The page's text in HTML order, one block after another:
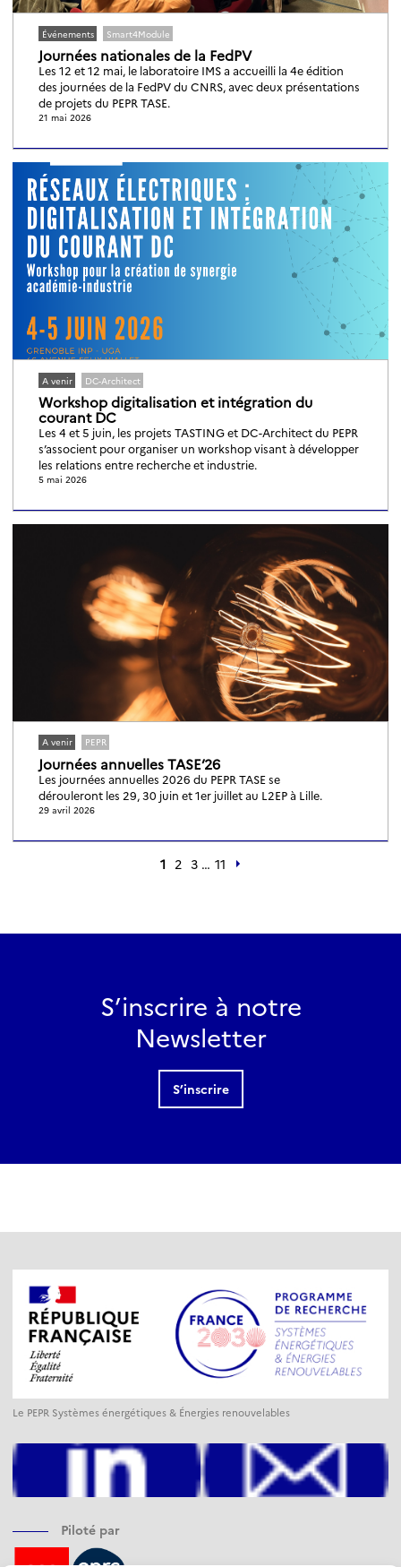
Événements Smart4Module
Journées nationales de la FedPV
Les 12 et 12 mai, le laboratoire IMS a accueilli la 4e édition
des journées de la FedPV du CNRS, avec deux présentations
de projets du PEPR TASE.
21 mai 2026
A venir DC-Architect
Workshop digitalisation et intégration du
courant DC
Les 4 et 5 juin, les projets TASTING et DC-Architect du PEPR
s’associent pour organiser un workshop visant à développer
les relations entre recherche et industrie.
5 mai 2026
A venir PEPR
Journées annuelles TASE’26
Les journées annuelles 2026 du PEPR TASE se
dérouleront les 29, 30 juin et 1er juillet au L2EP à Lille.
29 avril 2026
1 2 3 … 11
S’inscrire à notre
Newsletter
S’inscrire
Le PEPR Systèmes énergétiques & Énergies renouvelables
Piloté par